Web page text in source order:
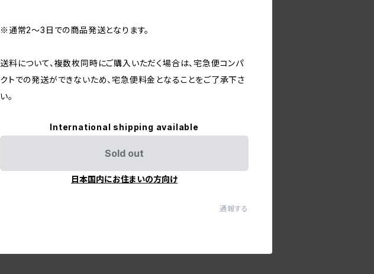
※通常2〜3日での商品発送となります。
送料について、複数枚同時にご購入いただく場合は、宅急便コンパ
クトでの発送ができないため、宅急便料金となることをご了承下さ
い。
International shipping available
Sold out
日本国内にお住まいの方向け
通報する